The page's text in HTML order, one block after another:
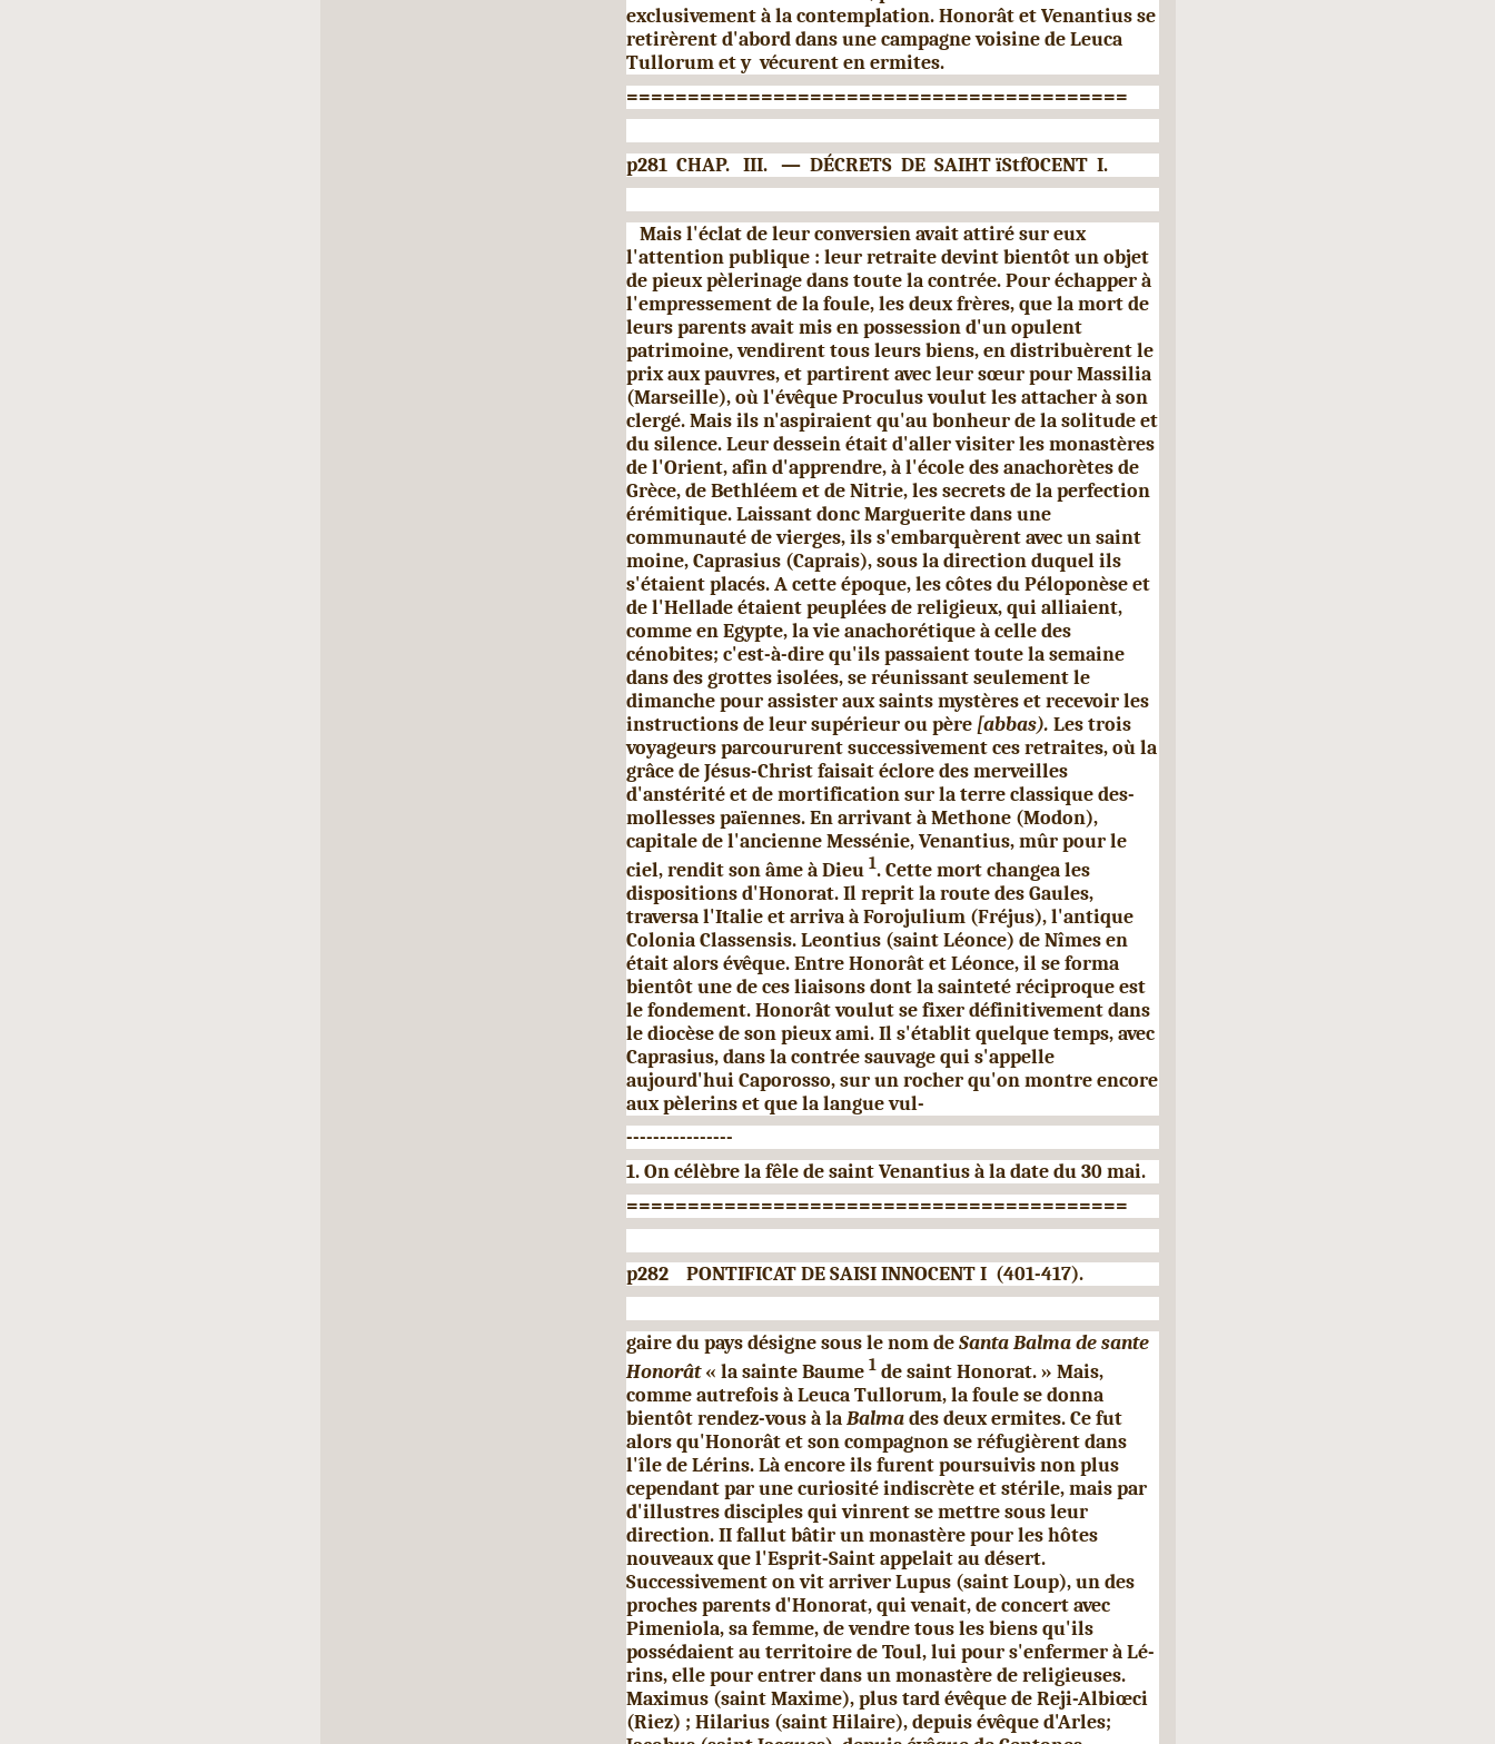
exclusivement à la contemplation. Honorât et Venantius se
retirèrent d'abord dans une campagne voisine de Leuca
Tullorum et y vécurent en ermites.
=========================================
p281 CHAP. III. — DÉCRETS DE SAIHT ïStfOCENT I.
Mais l'éclat de leur conversien avait attiré sur eux
l'attention pu­blique : leur retraite devint bientôt un objet
de pieux pèlerinage dans toute la contrée. Pour échapper à
l'empressement de la foule, les deux frères, que la mort de
leurs parents avait mis en possession d'un opulent
patrimoine, vendirent tous leurs biens, en distribuèrent le
prix aux pauvres, et partirent avec leur sœur pour Massilia
(Marseille), où l'évêque Proculus voulut les attacher à son
clergé. Mais ils n'aspiraient qu'au bonheur de la solitude et
du silence. Leur dessein était d'aller visiter les monastères
de l'Orient, afin d'apprendre, à l'école des anachorètes de
Grèce, de Bethléem et de Nitrie, les secrets de la perfection
érémitique. Laissant donc Marguerite dans une
communauté de vierges, ils s'embarquèrent avec un saint
moine, Caprasius (Caprais), sous la direction duquel ils
s'étaient placés. A cette époque, les côtes du Péloponèse et
de l'Hellade étaient peuplées de religieux, qui alliaient,
comme en Egypte, la vie anachorétique à celle des
cénobites; c'est-à-dire qu'ils passaient toute la semaine
dans des grottes isolées, se réunissant seulement le
dimanche pour assister aux saints mystères et recevoir les
instructions de leur supérieur ou père [abbas). Les trois
voyageurs parcoururent successivement ces retraites, où la
grâce de Jésus-Christ faisait éclore des mer­veilles
d'anstérité et de mortification sur la terre classique des­
mollesses païennes. En arrivant à Methone (Modon),
capitale de l'ancienne Messénie, Venantius, mûr pour le
ciel, rendit son âme à Dieu 1. Cette mort changea les
dispositions d'Honorat. Il reprit la route des Gaules,
traversa l'Italie et arriva à Forojulium (Fréjus), l'antique
Colonia Classensis. Leontius (saint Léonce) de Nîmes en
était alors évêque. Entre Honorât et Léonce, il se forma
bientôt une de ces liaisons dont la sainteté réciproque est
le fondement. Honorât voulut se fixer définitivement dans
le diocèse de son pieux ami. Il s'établit quelque temps, avec
Caprasius, dans la contrée sauvage qui s'appelle
aujourd'hui Caporosso, sur un rocher qu'on montre encore
aux pèlerins et que la langue vul-
----------------
1. On célèbre la fêle de saint Venantius à la date du 30 mai.
=========================================
p282 PONTIFICAT DE SAISI INNOCENT I (401-417).
gaire du pays désigne sous le nom deSanta Balma de sante
Honorât« la sainte Baume 1de saint Honorat. » Mais,
comme autrefois à Leuca Tullorum, la foule se donna
bientôt rendez-vous à laBalmades deux ermites. Ce fut
alors qu'Honorât et son com­pagnon se réfugièrent dans
l'île de Lérins. Là encore ils furent poursuivis non plus
cependant par une curiosité indiscrète et sté­rile, mais par
d'illustres disciples qui vinrent se mettre sous leur
direction. II fallut bâtir un monastère pour les hôtes
nouveaux que l'Esprit-Saint appelait au désert.
Successivement on vit arriver Lupus (saint Loup), un des
proches parents d'Honorat, qui venait, de concert avec
Pimeniola, sa femme, de vendre tous les biens qu'ils
possédaient au territoire de Toul, lui pour s'enfermer à Lé­
rins, elle pour entrer dans un monastère de religieuses.
Maximus (saint Maxime), plus tard évêque de Reji-Albiœci
(Riez) ; Hilarius (saint Hilaire), depuis évêque d'Arles;